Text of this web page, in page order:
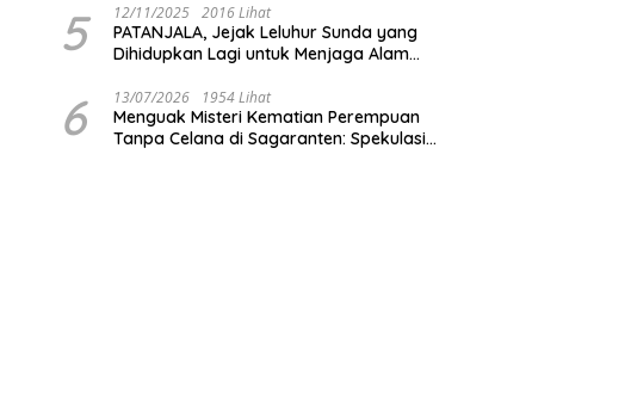
RS Sekarwangi
5 12/11/2025 2016 Lihat
PATANJALA, Jejak Leluhur Sunda yang
Dihidupkan Lagi untuk Menjaga Alam
6 13/07/2026 1954 Lihat
Menguak Misteri Kematian Perempuan
Tanpa Celana di Sagaranten: Spekulasi